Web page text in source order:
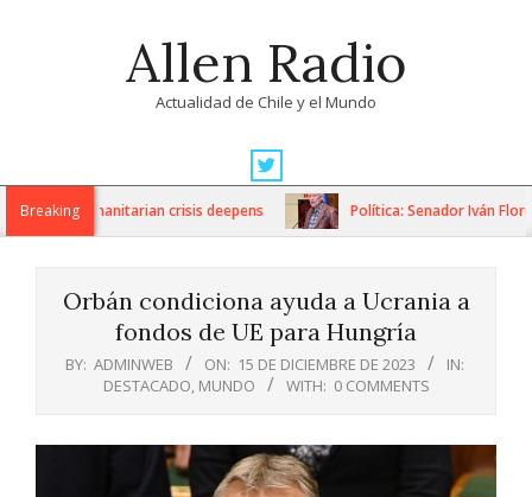
Allen Radio
Actualidad de Chile y el Mundo
Navigation
MenuBreaking
as humanitarian crisis deepens Política: Senador Iván Flores
Orbán condiciona ayuda a Ucrania a
fondos de UE para Hungría
BY: ADMINWEB ON: 15 DE DICIEMBRE DE 2023
IN:
DESTACADO, MUNDO WITH: 0 COMMENTS